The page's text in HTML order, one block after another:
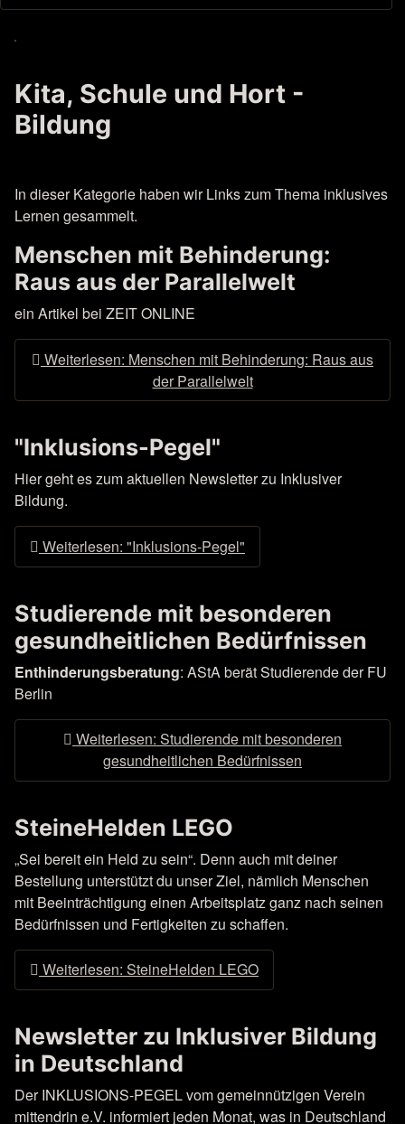
Kita, Schule und Hort -
Bildung
In dieser Kategorie haben wir Links zum Thema inklusives
Lernen gesammelt.
Menschen mit Behinderung:
Raus aus der Parallelwelt
ein Artikel bei ZEIT ONLINE
Weiterlesen: Menschen mit Behinderung: Raus aus
der Parallelwelt
"Inklusions-Pegel"
Hier geht es zum aktuellen Newsletter zu Inklusiver
Bildung.
Weiterlesen: "Inklusions-Pegel"
Studierende mit besonderen
gesundheitlichen Bedürfnissen
Enthinderungsberatung: AStA berät Studierende der FU
Berlin
Weiterlesen: Studierende mit besonderen
gesundheitlichen Bedürfnissen
SteineHelden LEGO
„Sei bereit ein Held zu sein“. Denn auch mit deiner
Bestellung unterstützt du unser Ziel, nämlich Menschen
mit Beeinträchtigung einen Arbeitsplatz ganz nach seinen
Bedürfnissen und Fertigkeiten zu schaffen.
Weiterlesen: SteineHelden LEGO
Newsletter zu Inklusiver Bildung
in Deutschland
Der INKLUSIONS-PEGEL vom gemeinnützigen Verein
mittendrin e.V. informiert jeden Monat, was in Deutschland